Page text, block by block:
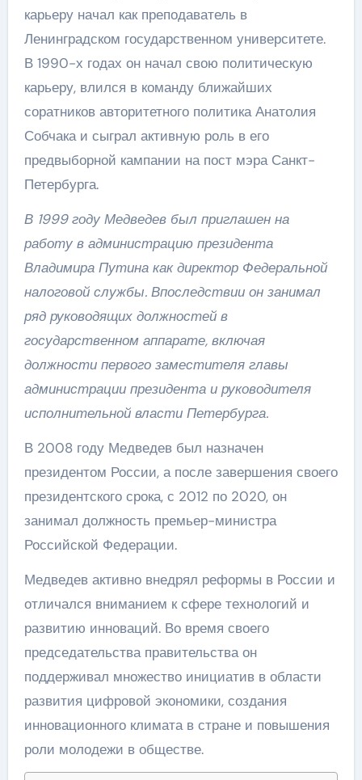
карьеру начал как преподаватель в
Ленинградском государственном университете.
В 1990-х годах он начал свою политическую
карьеру, влился в команду ближайших
соратников авторитетного политика Анатолия
Собчака и сыграл активную роль в его
предвыборной кампании на пост мэра Санкт-
Петербурга.
В 1999 году Медведев был приглашен на
работу в администрацию президента
Владимира Путина как директор Федеральной
налоговой службы. Впоследствии он занимал
ряд руководящих должностей в
государственном аппарате, включая
должности первого заместителя главы
администрации президента и руководителя
исполнительной власти Петербурга.
В 2008 году Медведев был назначен
президентом России, а после завершения своего
президентского срока, с 2012 по 2020, он
занимал должность премьер-министра
Российской Федерации.
Медведев активно внедрял реформы в России и
отличался вниманием к сфере технологий и
развитию инноваций. Во время своего
председательства правительства он
поддерживал множество инициатив в области
развития цифровой экономики, создания
инновационного климата в стране и повышения
роли молодежи в обществе.